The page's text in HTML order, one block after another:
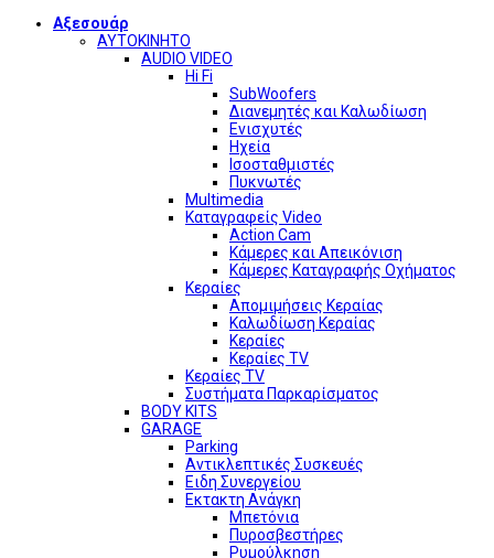
Αξεσουάρ
ΑΥΤΟΚΙΝΗΤΟ
AUDIO VIDEO
Hi Fi
SubWoofers
Διανεμητές και Καλωδίωση
Ενισχυτές
Ηχεία
Ισοσταθμιστές
Πυκνωτές
Multimedia
Καταγραφείς Video
Action Cam
Κάμερες και Απεικόνιση
Κάμερες Καταγραφής Οχήματος
Κεραίες
Απομιμήσεις Κεραίας
Καλωδίωση Κεραίας
Κεραίες
Κεραίες TV
Κεραίες TV
Συστήματα Παρκαρίσματος
BODY KITS
GARAGE
Parking
Αντικλεπτικές Συσκευές
Ειδη Συνεργείου
Εκτακτη Ανάγκη
Μπετόνια
Πυροσβεστήρες
Ρυμούλκηση